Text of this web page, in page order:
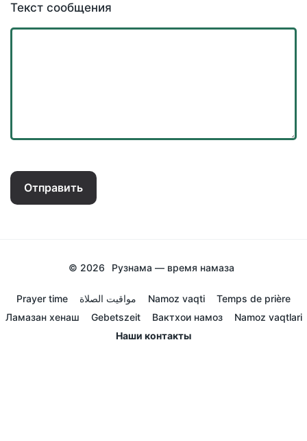
Текст сообщения
Отправить
© 2026 Рузнама — время намаза
Prayer time مواقيت الصلاة Namoz vaqti
Temps de prière
Ламазан хенаш
Gebetszeit Вактхои намоз
Namoz vaqtlari
Наши контакты